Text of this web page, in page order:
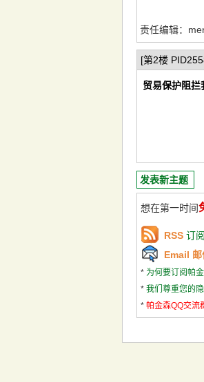
责任编辑：
[第2楼
贸易保护阻
发表新主题
想在第一时间
RSS 订阅
Email 邮
* 为何要订阅帕
* 我们尊重您的
* 帕金森QQ交流